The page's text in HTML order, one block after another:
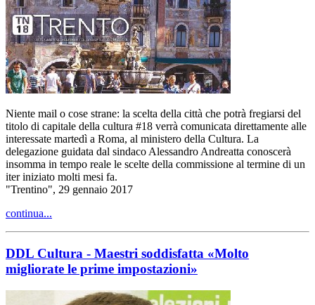
Niente mail o cose strane: la scelta della città che potrà fregiarsi del
titolo di capitale della cultura #18 verrà comunicata direttamente alle
interessate martedì a Roma, al ministero della Cultura. La
delegazione guidata dal sindaco Alessandro Andreatta conoscerà
insomma in tempo reale le scelte della commissione al termine di un
iter iniziato molti mesi fa.
"Trentino", 29 gennaio 2017
continua...
DDL Cultura - Maestri soddisfatta «Molto
migliorate le prime impostazioni»